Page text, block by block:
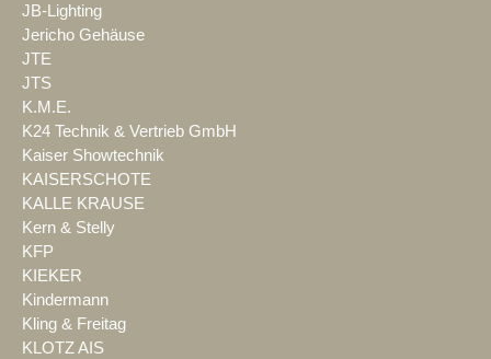
JB-Lighting
Jericho Gehäuse
JTE
JTS
K.M.E.
K24 Technik & Vertrieb GmbH
Kaiser Showtechnik
KAISERSCHOTE
KALLE KRAUSE
Kern & Stelly
KFP
KIEKER
Kindermann
Kling & Freitag
KLOTZ AIS